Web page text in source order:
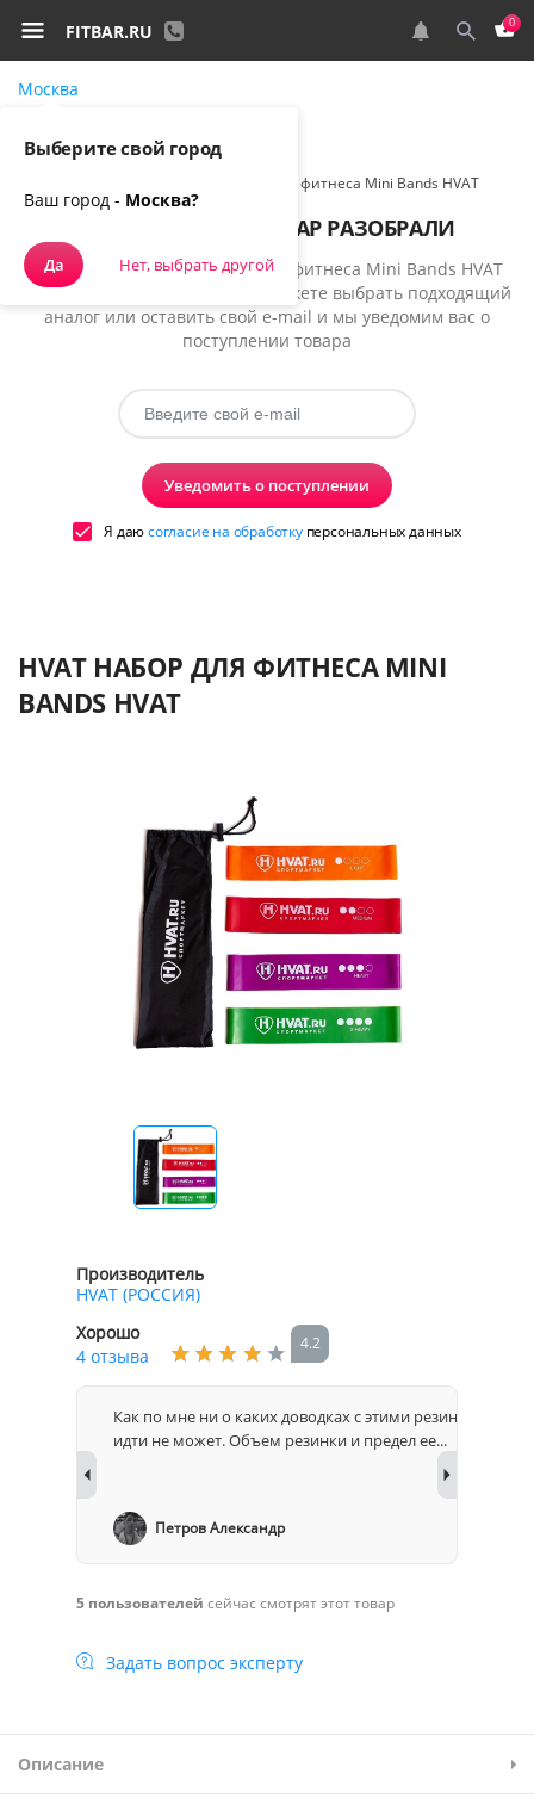
FITBAR.RU 0
Москва
HVAT Набор для фитнеса Mini Bands HVAT
К СОЖАЛЕНИЮ, ТОВАР РАЗОБРАЛИ
К сожалению, товар Набор для фитнеса Mini Bands HVAT
временно недоступен, но вы можете выбрать подходящий
аналог или оставить свой e-mail и мы уведомим вас о
поступлении товара
Уведомить о поступлении
Я даюсогласие на обработкуперсональных данных
HVAT НАБОР ДЛЯ ФИТНЕСА MINI
BANDS HVAT
Производитель
HVAT (РОССИЯ)
Хорошо
4 отзыва
4.2
Как по мне ни о каких доводках с этими резинками и
идти не может. Объем резинки и предел ее...
Петров Александр
5 пользователей сейчас смотрят этот товар
Задать вопрос эксперту
Описание
Выберите свой город
Ваш город - Москва?
Да Нет, выбрать другой